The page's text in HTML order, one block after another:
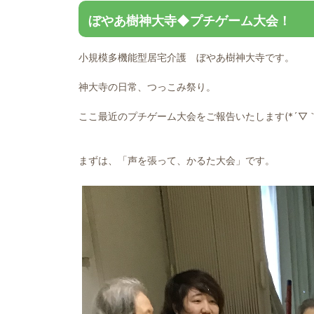
ぼやあ樹神大寺◆プチゲーム大会！
小規模多機能型居宅介護 ぼやあ樹神大寺です。
神大寺の日常、つっこみ祭り。
ここ最近のプチゲーム大会をご報告いたします(*´▽
まずは、「声を張って、かるた大会」です。